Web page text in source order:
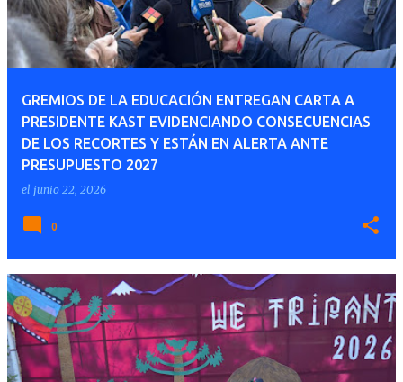
GREMIOS DE LA EDUCACIÓN ENTREGAN CARTA A
PRESIDENTE KAST EVIDENCIANDO CONSECUENCIAS
DE LOS RECORTES Y ESTÁN EN ALERTA ANTE
PRESUPUESTO 2027
el junio 22, 2026
0